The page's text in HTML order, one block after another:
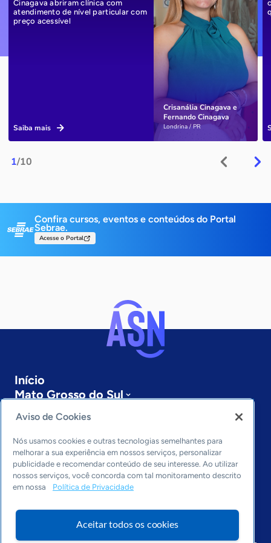
1/10
Crisanália Cinagava e
Fernando Cinagava
Londrina / PR
Cinagava abriram clínica com
atendimento de nível particular com
preço acessível
Saiba mais
Confira cursos, eventos e conteúdos do Portal
Sebrae.
Acesse o Portal
Início
Mato Grosso do Sul
Sobre a ASN
Últimas notícias
Entre em contato
Editorias
Economia & Política
Inovação & Tecnologia
Cultura empreendedora
Arquivo
Aviso de Cookies
Nós usamos cookies e outras tecnologias semelhantes para
melhorar a sua experiência em nossos serviços, personalizar
publicidade e recomendar conteúdo de seu interesse. Ao utilizar
nossos serviços, você concorda com tal monitoramento descrito
em nossa
Política de Privacidade
Aceitar todos os cookies